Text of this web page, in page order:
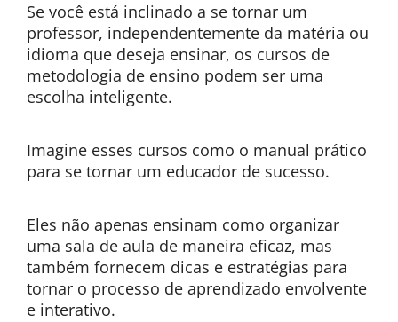
Se você está inclinado a se tornar um
professor, independentemente da matéria ou
idioma que deseja ensinar, os cursos de
metodologia de ensino podem ser uma
escolha inteligente.
Imagine esses cursos como o manual prático
para se tornar um educador de sucesso.
Eles não apenas ensinam como organizar
uma sala de aula de maneira eficaz, mas
também fornecem dicas e estratégias para
tornar o processo de aprendizado envolvente
e interativo.